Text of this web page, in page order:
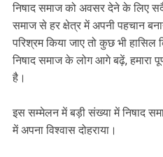
निषाद समाज को अवसर देने के लिए
समाज से हर क्षेत्र में अपनी पहचान
परिश्रम किया जाए तो कुछ भी
निषाद समाज के लोग आगे बढ़ें, हमारा
है।
इस सम्मेलन में बड़ी संख्या में निषाद
में अपना विश्वास दोहराया।